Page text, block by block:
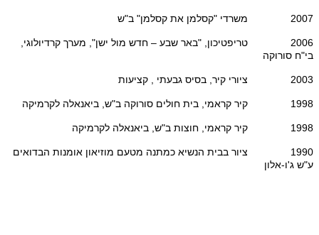
2007 משרדי "קסלמן את קסלמן" ב"ש
2006 טריפטיכון, "באר שבע – חדש מול ישן", מערך קרדיולוגי,
בי"ח סורוקה
2003 ציורי קיר, בסיס גבעתי , קציעות
1998 קיר קראמי, בית חולים סורוקה ב"ש, ביאנאלה לקרמיקה
1998 קיר קראמי, חוצות ב"ש, ביאנאלה לקרמיקה
1990 ציור בבית הנשיא כמתנה מטעם מוזיאון אומנות הבדואים
ע"ש ג'ו-אלון